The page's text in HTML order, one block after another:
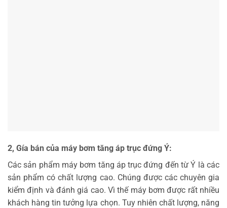
2, Gía bán của máy bơm tăng áp trục đứng Ý:
Các sản phẩm máy bơm tăng áp trục đứng đến từ Ý là các
sản phẩm có chất lượng cao. Chúng được các chuyên gia
kiểm định và đánh giá cao. Vì thế máy bơm được rất nhiều
khách hàng tin tưởng lựa chọn. Tuy nhiên chất lượng, năng